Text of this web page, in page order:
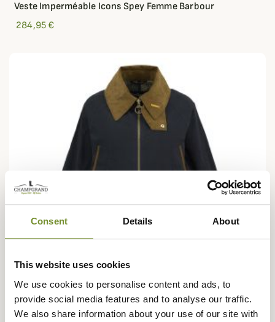
Consent Details About
This website uses cookies
We use cookies to personalise content and ads, to
provide social media features and to analyse our traffic.
We also share information about your use of our site with
Veste Imperméable Icons Spey Femme Barbour
284,95 €